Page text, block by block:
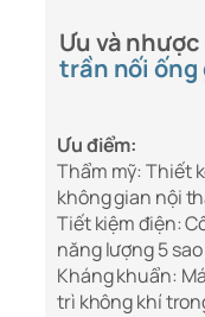
Ưu và
trần nối ống
Ưu điểm:
Thẩm mỹ: Thiết
không gian nội
Tiết kiệm điện:
năng lượng 5
Kháng khuẩn:
trì không khí